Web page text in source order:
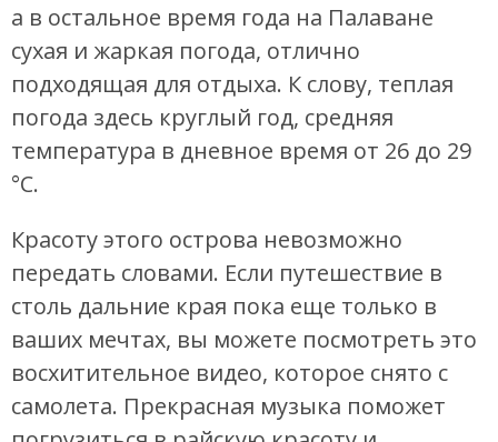
а в остальное время года на Палаване
сухая и жаркая погода, отлично
подходящая для отдыха. К слову, теплая
погода здесь круглый год, средняя
температура в дневное время от 26 до 29
°C.
Красоту этого острова невозможно
передать словами. Если путешествие в
столь дальние края пока еще только в
ваших мечтах, вы можете посмотреть это
восхитительное видео, которое снято с
самолета. Прекрасная музыка поможет